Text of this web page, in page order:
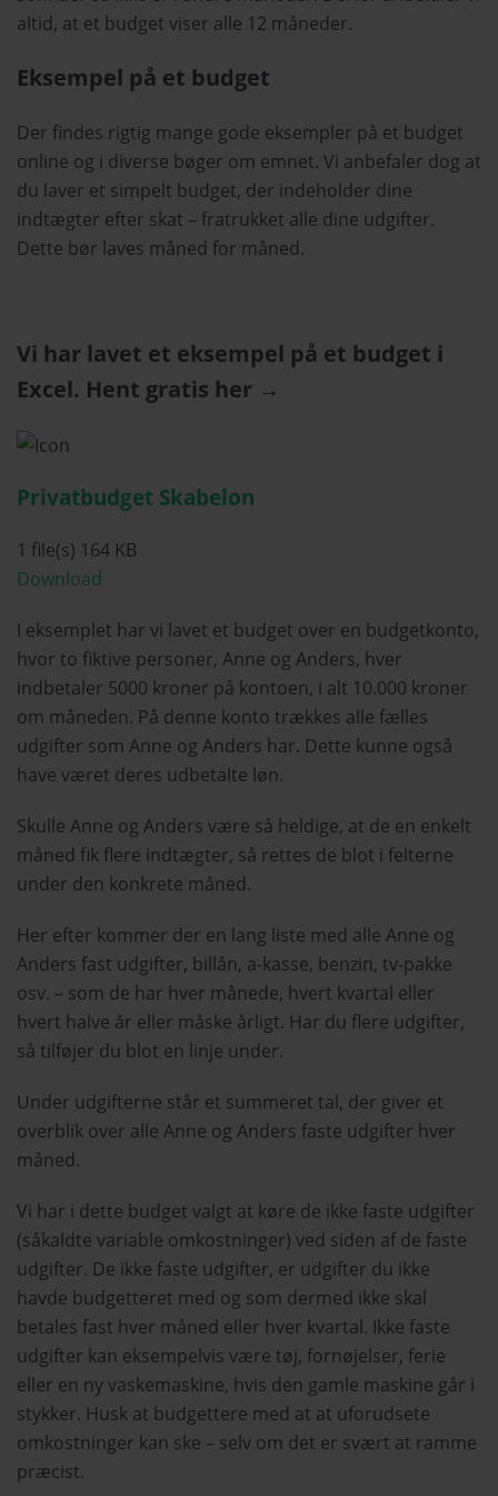
altid, at et budget viser alle 12 måneder.
Eksempel på et budget
Der findes rigtig mange gode eksempler på et budget
online og i diverse bøger om emnet. Vi anbefaler dog at
du laver et simpelt budget, der indeholder dine
indtægter efter skat – fratrukket alle dine udgifter.
Dette bør laves måned for måned.
Vi har lavet et eksempel på et budget i
Excel. Hent gratis her →
Privatbudget Skabelon
1 file(s) 164 KB
Download
I eksemplet har vi lavet et budget over en budgetkonto,
hvor to fiktive personer, Anne og Anders, hver
indbetaler 5000 kroner på kontoen, i alt 10.000 kroner
om måneden. På denne konto trækkes alle fælles
udgifter som Anne og Anders har. Dette kunne også
have været deres udbetalte løn.
Skulle Anne og Anders være så heldige, at de en enkelt
måned fik flere indtægter, så rettes de blot i felterne
under den konkrete måned.
Her efter kommer der en lang liste med alle Anne og
Anders fast udgifter, billån, a-kasse, benzin, tv-pakke
osv. – som de har hver månede, hvert kvartal eller
hvert halve år eller måske årligt. Har du flere udgifter,
så tilføjer du blot en linje under.
Under udgifterne står et summeret tal, der giver et
overblik over alle Anne og Anders faste udgifter hver
måned.
Vi har i dette budget valgt at køre de ikke faste udgifter
(såkaldte variable omkostninger) ved siden af de faste
udgifter. De ikke faste udgifter, er udgifter du ikke
havde budgetteret med og som dermed ikke skal
betales fast hver måned eller hver kvartal. Ikke faste
udgifter kan eksempelvis være tøj, fornøjelser, ferie
eller en ny vaskemaskine, hvis den gamle maskine går i
stykker. Husk at budgettere med at at uforudsete
omkostninger kan ske – selv om det er svært at ramme
præcist.